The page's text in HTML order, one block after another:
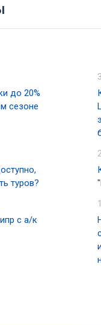
до 20%
сезоне
туров?
с а/к